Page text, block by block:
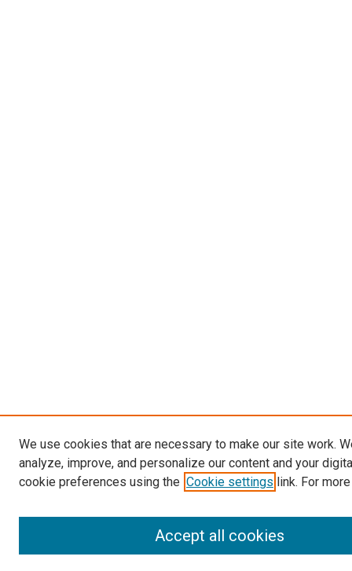
We use cookies that are necessary to make our site work.
analyze, improve, and personalize our content and your
cookie preferences using the Cookie settings link. For
Accept all cookies